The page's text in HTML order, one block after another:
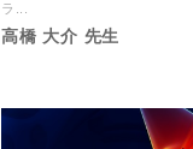
ラ...
高橋 大介 先生